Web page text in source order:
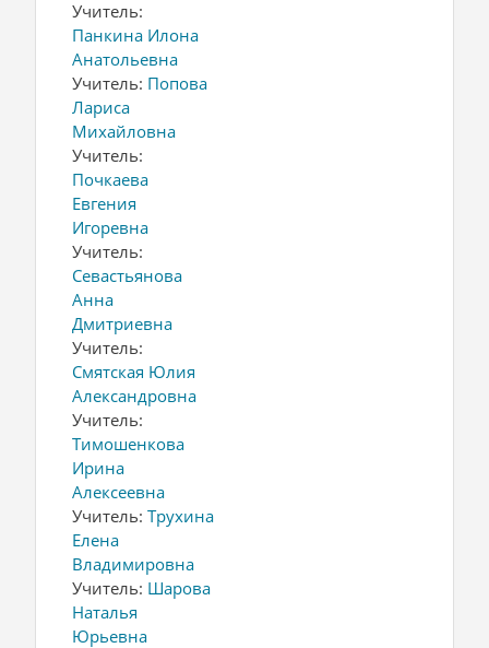
Учитель:
Панкина Илона
Анатольевна
Учитель: Попова
Лариса
Михайловна
Учитель:
Почкаева
Евгения
Игоревна
Учитель:
Севастьянова
Анна
Дмитриевна
Учитель:
Смятская Юлия
Александровна
Учитель:
Тимошенкова
Ирина
Алексеевна
Учитель: Трухина
Елена
Владимировна
Учитель: Шарова
Наталья
Юрьевна